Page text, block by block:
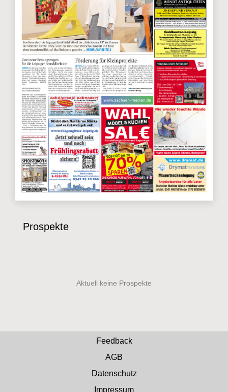
Prospekte
Feedback
AGB
Datenschutz
Impressum